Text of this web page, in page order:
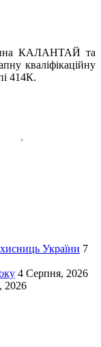
КАЛАНТАЙ та
кваліфікаційну
414К.
України 7
4 Серпня, 2026
2026